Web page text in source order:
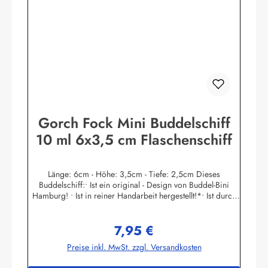
Gorch Fock Mini Buddelschiff
10 ml 6x3,5 cm Flaschenschiff
Länge: 6cm - Höhe: 3,5cm - Tiefe: 2,5cm Dieses
Buddelschiff:• Ist ein original - Design von Buddel-Bini
Hamburg! • Ist in reiner Handarbeit hergestellt!*• Ist durch
Schiffsname ist auf dem Goldpapier - Schild gedruckt. • Ist
mit echtem Siegellack und original Buddel-Bini Stempel
(Petschaft) versiegelt, kein Plastik! • Hat einen
Regulärer Preis:
7,95 €
Preise inkl. MwSt. zzgl. Versandkosten